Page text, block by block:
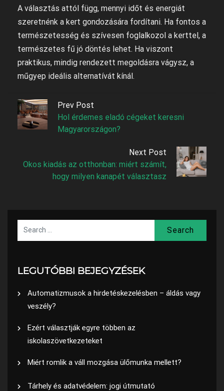
A választás attól függ, mennyi időt és energiát
szeretnénk a kert gondozására fordítani. Ha fontos a
természetesség és szívesen foglalkozol a kerttel, a
természetes fű jó döntés lehet. Ha viszont
praktikus, mindig rendezett megoldásra vágysz, a
műgyep ideális alternatívát kínál.
Prev Post
Hol érdemes eladó cégeket keresni
Magyarországon?
Next Post
Okos kiadás az otthonban: miért számít,
hogy milyen kanapét választasz
LEGUTÓBBI BEJEGYZÉSEK
Automatizmusok a hirdetéskezelésben – áldás vagy
veszély?
Ezért választják egyre többen az
iskolaszövetkezeteket
Miért romlik a váll mozgása ülőmunka mellett?
Tárhely és adatvédelem: jogi útmutató